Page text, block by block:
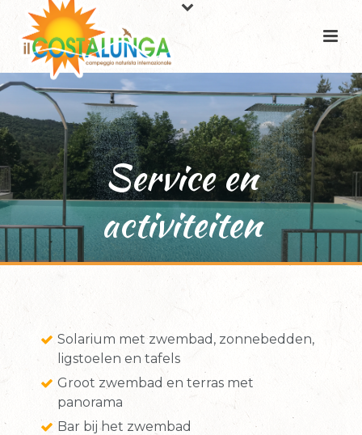
Service en
activiteiten
Solarium met zwembad, zonnebedden,
ligstoelen en tafels
Groot zwembad en terras met
panorama
Bar bij het zwembad